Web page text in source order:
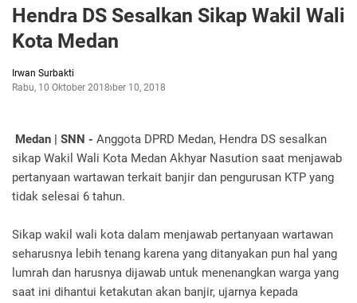
Hendra DS Sesalkan Sikap Wakil Wali
Kota Medan
Irwan Surbakti
Rabu, 10 Oktober 2018Oktober 10, 2018
Medan | SNN - Anggota DPRD Medan, Hendra DS sesalkan
sikap Wakil Wali Kota Medan Akhyar Nasution saat menjawab
pertanyaan wartawan terkait banjir dan pengurusan KTP yang
tidak selesai 6 tahun.
Sikap wakil wali kota dalam menjawab pertanyaan wartawan
seharusnya lebih tenang karena yang ditanyakan pun hal yang
lumrah dan harusnya dijawab untuk menenangkan warga yang
saat ini dihantui ketakutan akan banjir, ujarnya kepada